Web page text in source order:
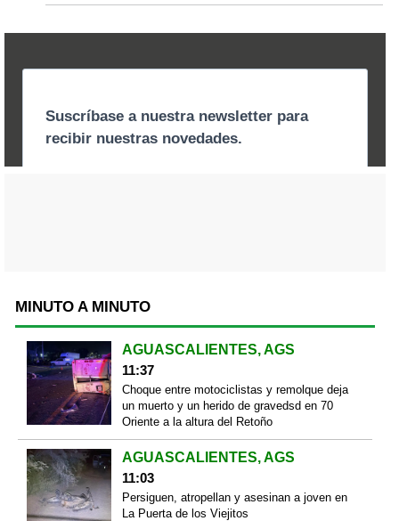
MINUTO A MINUTO
AGUASCALIENTES, AGS
11:37
Choque entre motociclistas y remolque deja
un muerto y un herido de gravedsd en 70
Oriente a la altura del Retoño
AGUASCALIENTES, AGS
11:03
Persiguen, atropellan y asesinan a joven en
La Puerta de los Viejitos